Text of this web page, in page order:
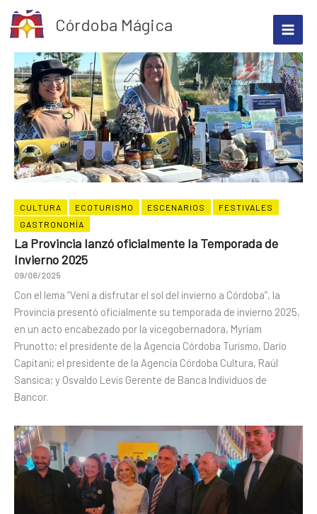
contenido
Córdoba Mágica
CULTURA ECOTURISMO ESCENARIOS
FESTIVALES
GASTRONOMÍA
La Provincia lanzó oficialmente la Temporada de
Invierno 2025
09/06/2025
Con el lema “Vení a disfrutar el sol del invierno a Córdoba”, la
Provincia presentó oficialmente su temporada de invierno 2025,
en un acto encabezado por la vicegobernadora, Myriam
Prunotto; el presidente de la Agencia Córdoba Turismo, Darío
Capitani; el presidente de la Agencia Córdoba Cultura, Raúl
Sansica; y Osvaldo Levis Gerente de Banca Individuos de
Bancor.